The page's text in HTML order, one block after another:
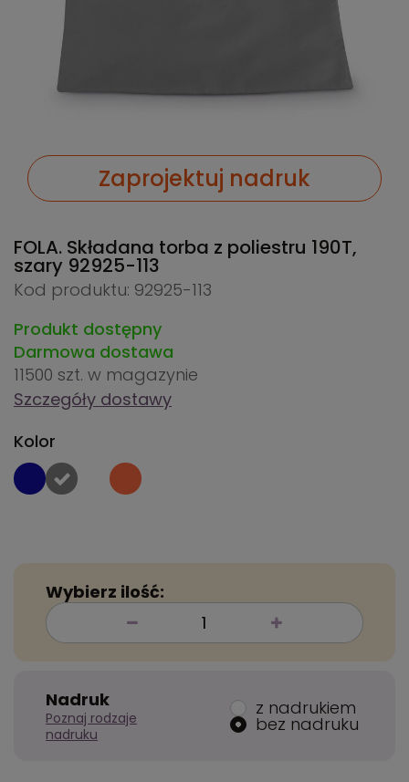
Zaprojektuj nadruk
FOLA. Składana torba z poliestru 190T,
szary 92925-113
Kod produktu: 92925-113
Produkt dostępny
Darmowa dostawa
11500 szt. w magazynie
Szczegóły dostawy
Kolor
Wybierz ilość:
Nadruk
Poznaj rodzaje
nadruku
z nadrukiem
bez nadruku